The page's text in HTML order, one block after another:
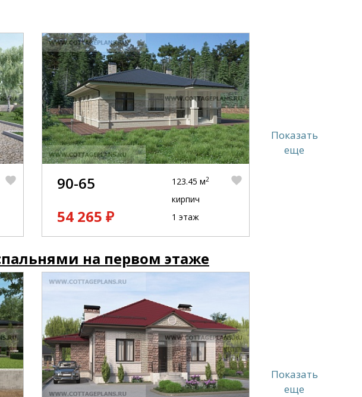
90-65
54 265 ₽
123.45 м2
кирпич
1 этаж
Показать
еще
на первом этаже
Показать
еще